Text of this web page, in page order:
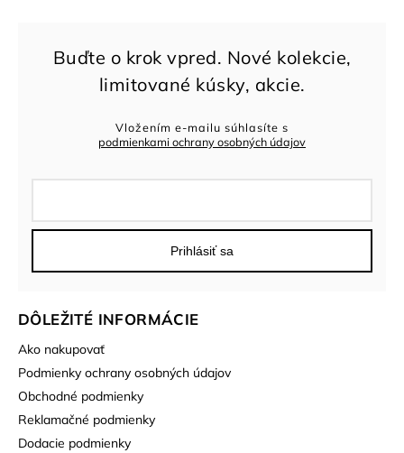
DÔLEŽITÉ INFORMÁCIE
Ako nakupovať
Podmienky ochrany osobných údajov
Obchodné podmienky
Reklamačné podmienky
Dodacie podmienky
Vložením e-mailu súhlasíte s
podmienkami ochrany osobných údajov
Prihlásiť sa